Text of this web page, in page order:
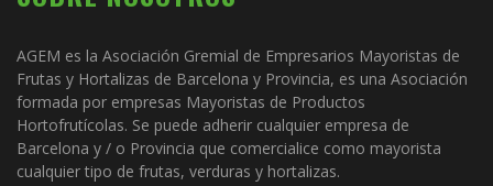
AGEM es la Asociación Gremial de Empresarios Mayoristas de
Frutas y Hortalizas de Barcelona y Provincia, es una Asociación
formada por empresas Mayoristas de Productos
Hortofrutícolas. Se puede adherir cualquier empresa de
Barcelona y / o Provincia que comercialice como mayorista
cualquier tipo de frutas, verduras y hortalizas.